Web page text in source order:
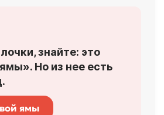
знайте: это
Но из нее есть
ямы